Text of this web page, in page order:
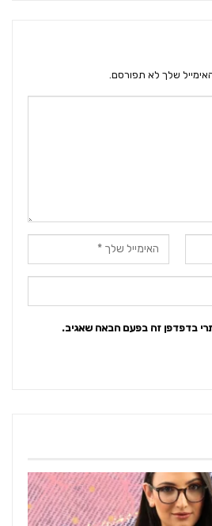
שלך לא תפורסם.
בדפדפן זה בפעם הבאה שאגיב.